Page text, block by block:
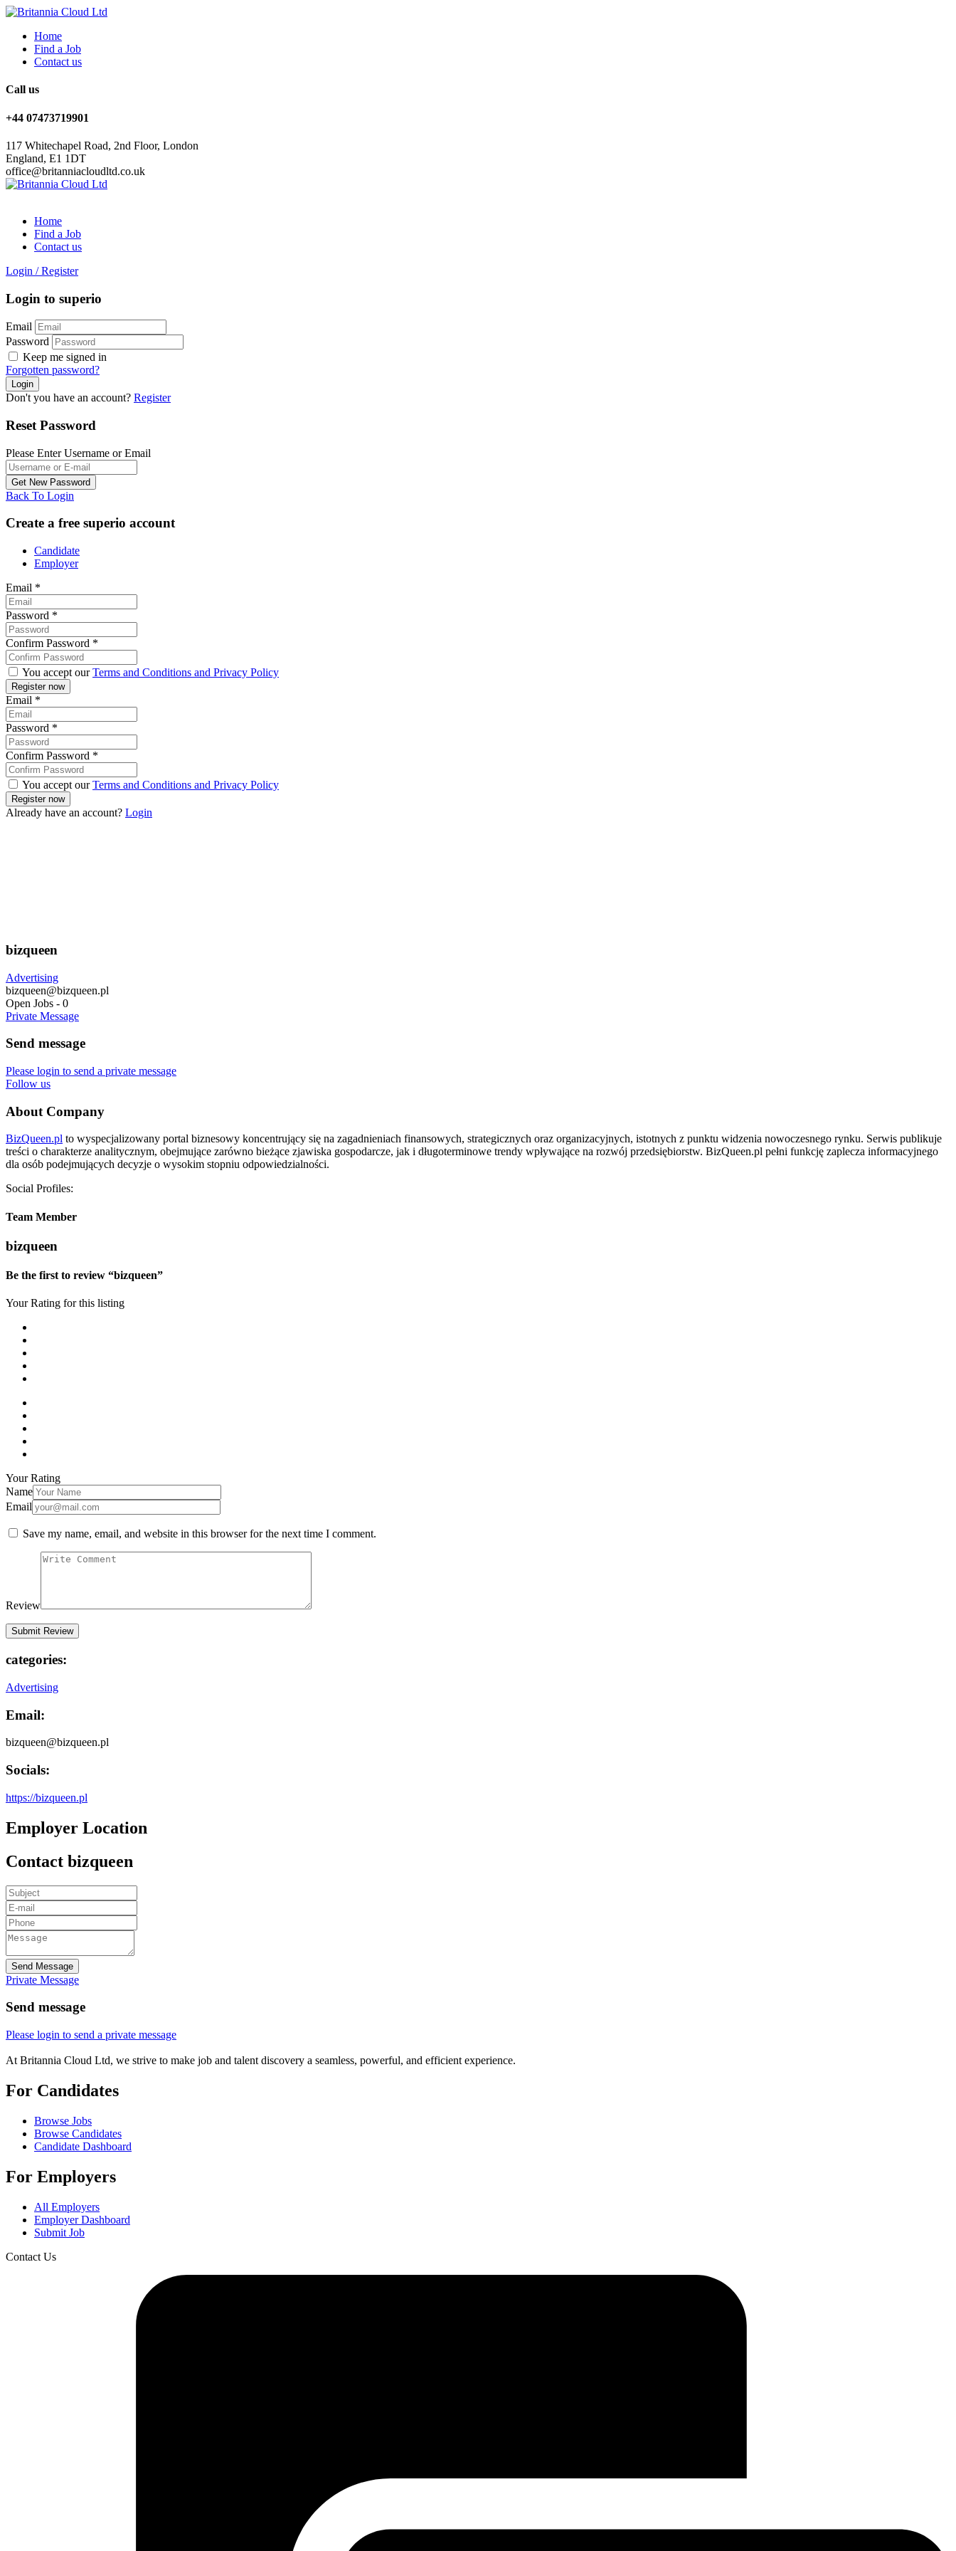
Home
Find a Job
Contact us
Call us
+44 07473719901
117 Whitechapel Road, 2nd Floor, London
England, E1 1DT
office@britanniacloudltd.co.uk
Home
Find a Job
Contact us
Login / Register
Login to superio
Email
Password
Keep me signed in
Forgotten password?
Don't you have an account? Register
Reset Password
Please Enter Username or Email
Back To Login
Create a free superio account
Candidate
Employer
Email *
Password *
Confirm Password *
You accept ourTerms and Conditions and Privacy Policy
Email *
Password *
Confirm Password *
You accept ourTerms and Conditions and Privacy Policy
Already have an account? Login
bizqueen
Advertising
bizqueen@bizqueen.pl
Open Jobs - 0
Private Message
Send message
Please login to send a private message
Follow us
About Company
BizQueen.pl to wyspecjalizowany portal biznesowy koncentrujący się na zagadnieniach finansowych, strategicznych oraz organizacyjnych, istotnych z punktu widzenia nowoczesnego rynku. Serwis publikuje
treści o charakterze analitycznym, obejmujące zarówno bieżące zjawiska gospodarcze, jak i długoterminowe trendy wpływające na rozwój przedsiębiorstw. BizQueen.pl pełni funkcję zaplecza informacyjnego
dla osób podejmujących decyzje o wysokim stopniu odpowiedzialności.
Social Profiles:
Team Member
bizqueen
Be the first to review “bizqueen”
Your Rating for this listing
Your Rating
Name
Email
Save my name, email, and website in this browser for the next time I comment.
Review
categories:
Advertising
Email:
bizqueen@bizqueen.pl
Socials:
https://bizqueen.pl
Employer Location
Contact bizqueen
Send Message
Private Message
Send message
Please login to send a private message
At Britannia Cloud Ltd, we strive to make job and talent discovery a seamless, powerful, and efficient experience.
For Candidates
Browse Jobs
Browse Candidates
Candidate Dashboard
For Employers
All Employers
Employer Dashboard
Submit Job
Contact Us